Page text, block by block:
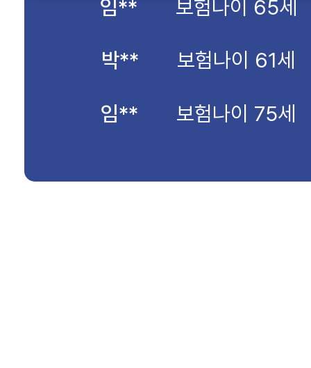
박** 보험나이 61세
임** 보험나이 75세
임** 보험나이 21세